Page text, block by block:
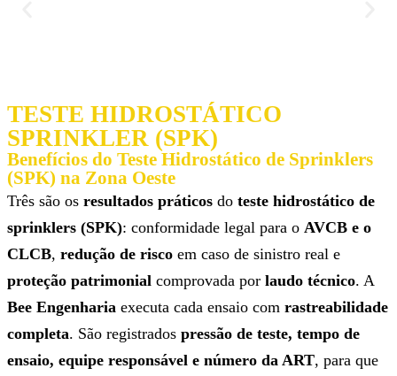
TESTE HIDROSTÁTICO
SPRINKLER (SPK)
Benefícios do Teste Hidrostático de Sprinklers
(SPK) na Zona Oeste
Três são os resultados práticos do teste hidrostático de
sprinklers (SPK): conformidade legal para o AVCB e o
CLCB, redução de risco em caso de sinistro real e
proteção patrimonial comprovada por laudo técnico. A
Bee Engenharia executa cada ensaio com rastreabilidade
completa. São registrados pressão de teste, tempo de
ensaio, equipe responsável e número da ART, para que